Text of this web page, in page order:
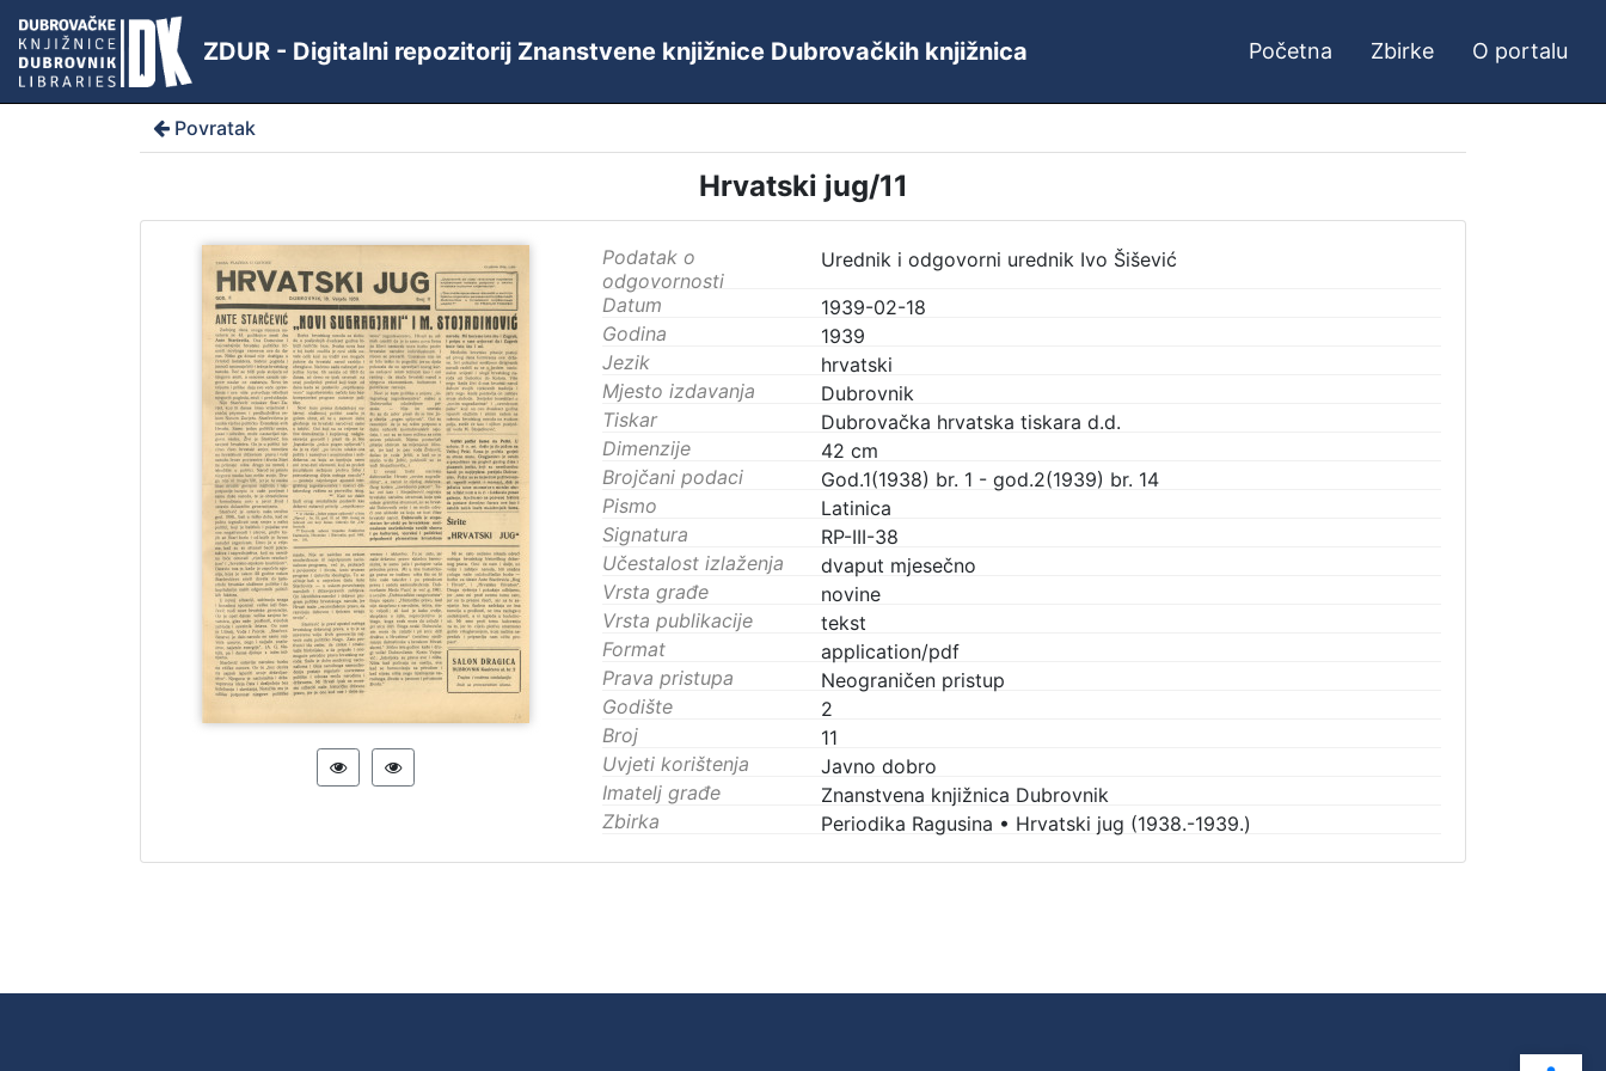
ZDUR - Digitalni repozitorij Znanstvene knjižnice Dubrovačkih knjižnica Početna Zbirke O portalu
Povratak
Hrvatski jug/11
Podatak o
odgovornosti
Urednik i odgovorni urednik Ivo Šišević
Datum
1939-02-18
Godina
1939
Jezik
hrvatski
Mjesto izdavanja
Dubrovnik
Tiskar
Dubrovačka hrvatska tiskara d.d.
Dimenzije
42 cm
Brojčani podaci
God.1(1938) br. 1 - god.2(1939) br. 14
Pismo
Latinica
Signatura
RP-III-38
Učestalost izlaženja
dvaput mjesečno
Vrsta građe
novine
Vrsta publikacije
tekst
Format
application/pdf
Prava pristupa
Neograničen pristup
Godište
2
Broj
11
Uvjeti korištenja
Javno dobro
Imatelj građe
Znanstvena knjižnica Dubrovnik
Zbirka
Periodika Ragusina • Hrvatski jug (1938.-1939.)